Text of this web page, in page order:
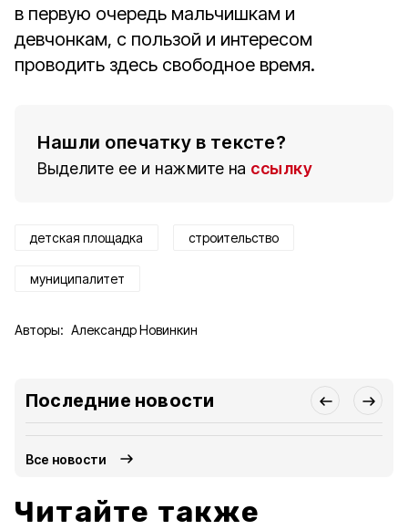
в первую очередь мальчишкам и
девчонкам, с пользой и интересом
проводить здесь свободное время.
Нашли опечатку в тексте?
Выделите ее и нажмите на ссылку
детская площадка строительство
муниципалитет
Авторы: Александр Новинкин
Последние новости
Все новости
Читайте также